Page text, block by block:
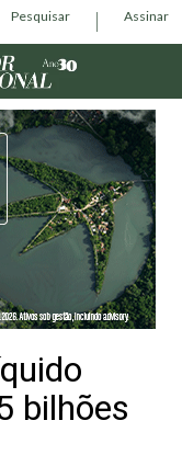
Pesquisar Assinar
bilhões